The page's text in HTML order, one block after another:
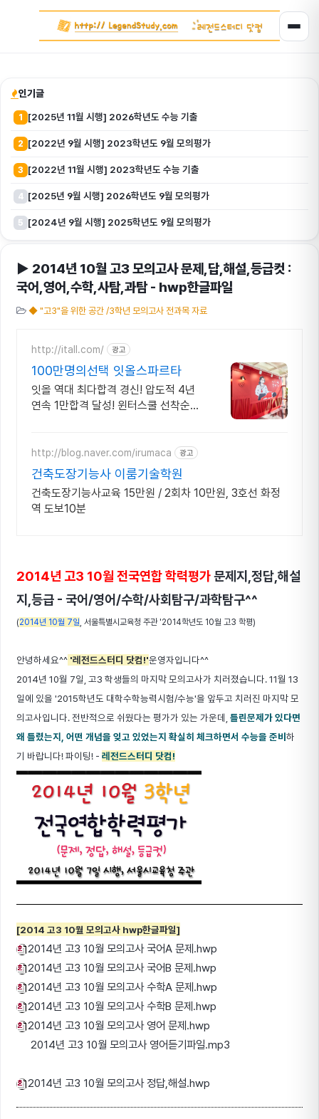
인기글
1 [2025년 11월 시행] 2026학년도 수능 기출
2 [2022년 9월 시행] 2023학년도 9월 모의평가
3 [2022년 11월 시행] 2023학년도 수능 기출
4 [2025년 9월 시행] 2026학년도 9월 모의평가
5 [2024년 9월 시행] 2025학년도 9월 모의평가
▶ 2014년 10월 고3 모의고사 문제,답,해설,등급컷 :
국어,영어,수학,사탐,과탐 - hwp한글파일
◆ "고3"을 위한 공간 /3학년 모의고사 전과목 자료
http://itall.com/ 광고
100만명의선택 잇올스파르타
잇올 역대 최다합격 경신! 압도적 4년
연속 1만합격 달성! 윈터스쿨 선착순
우
http://blog.naver.com/irumaca 광고
건축도장기능사 이룸기술학원
건축도장기능사교육 15만원 / 2회차 10만원, 3호선 화정
역 도보10분
2014년 고3 10월 전국연합 학력평가문제지,정답,해설
지,등급 - 국어/영어/수학/사회탐구/과학탐구^^
(2014년 10월 7일 , 서울특별시교육청 주관 '2014학년도 10월 고3 학평)
안녕하세요^^ '레전드스터디 닷컴!'운영자입니다^^
2014년 10월 7일, 고3 학생들의 마지막 모의고사가 치러졌습니다. 11월 13
일에 있을 '2015학년도 대학수학능력시험/수능'을 앞두고 치러진 마지막 모
의고사입니다.전반적으로 쉬웠다는 평가가 있는 가운데, 틀린문제가 있다면
왜 틀렸는지, 어떤 개념을 잊고 있었는지 확실히 체크하면서 수능을 준비하
기 바랍니다! 파이팅! - 레전드스터디 닷컴!
[2014 고3 10월 모의고사 hwp한글파일]
2014년 고3 10월 모의고사 국어A 문제.hwp
2014년 고3 10월 모의고사 국어B 문제.hwp
2014년 고3 10월 모의고사 수학A 문제.hwp
2014년 고3 10월 모의고사 수학B 문제.hwp
2014년 고3 10월 모의고사 영어 문제.hwp
2014년 고3 10월 모의고사 영어듣기파일.mp3
2014년 고3 10월 모의고사 정답,해설.hwp